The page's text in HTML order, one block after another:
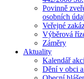
Povinně
osobních
Veřejné
Výběrová
Záměry
Aktuality
Kalendář
Dění v obci